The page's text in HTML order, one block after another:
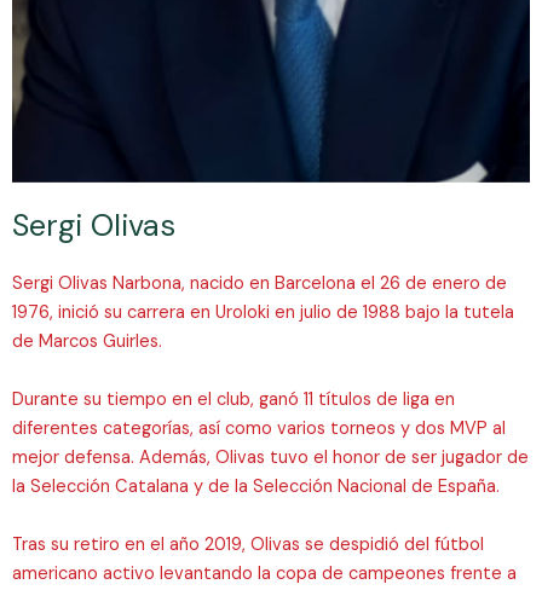
Sergi Olivas
Sergi Olivas Narbona, nacido en Barcelona el 26 de enero de
1976, inició su carrera en Uroloki en julio de 1988 bajo la tutela
de Marcos Guirles.
Durante su tiempo en el club, ganó 11 títulos de liga en
diferentes categorías, así como varios torneos y dos MVP al
mejor defensa. Además, Olivas tuvo el honor de ser jugador de
la Selección Catalana y de la Selección Nacional de España.
Tras su retiro en el año 2019, Olivas se despidió del fútbol
americano activo levantando la copa de campeones frente a